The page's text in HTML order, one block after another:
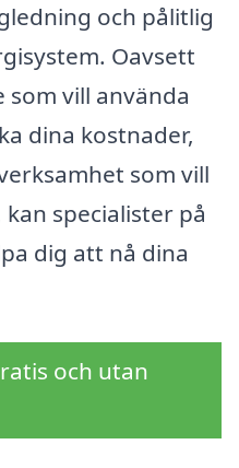
och pålitlig
Oavsett
vill använda
dina kostnader,
som vill
specialister på
dig att nå dina
och utan